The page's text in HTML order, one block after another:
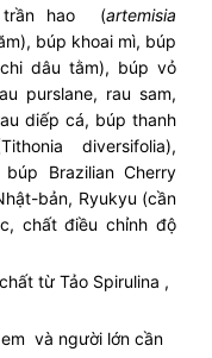
trần hao (artemisia
búp khoai mì, búp
dâu tằm), búp vỏ
purslane, rau sam,
diếp cá, búp thanh
diversifolia),
búp Brazilian Cherry
bản, Ryukyu (cần
chất điều chỉnh độ
từ Tảo Spirulina ,
và người lớn cần